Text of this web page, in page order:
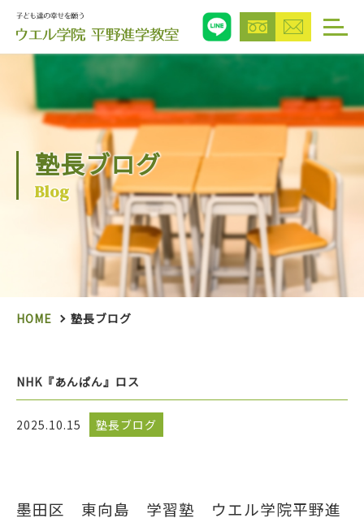
塾長ブログ
Blog
HOME 塾長ブログ
NHK『あんぱん』ロス
2025.10.15 塾長ブログ
墨田区 東向島 学習塾 ウエル学院平野進